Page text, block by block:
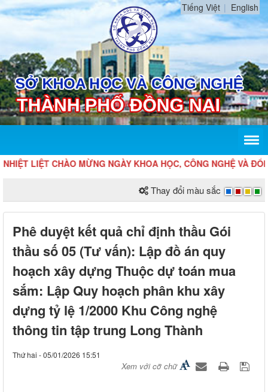
Tiếng Việt English
LIỆT CHÀO MỪNG NGÀY KHOA HỌC, CÔNG NGHỆ VÀ ĐỔI
Thay đổi màu sắc
Phê duyệt kết quả chỉ định thầu Gói
thầu số 05 (Tư vấn): Lập đồ án quy
hoạch xây dựng Thuộc dự toán mua
sắm: Lập Quy hoạch phân khu xây
dựng tỷ lệ 1/2000 Khu Công nghệ
thông tin tập trung Long Thành
Thứ hai - 05/01/2026 15:51
Xem với cỡ chữ